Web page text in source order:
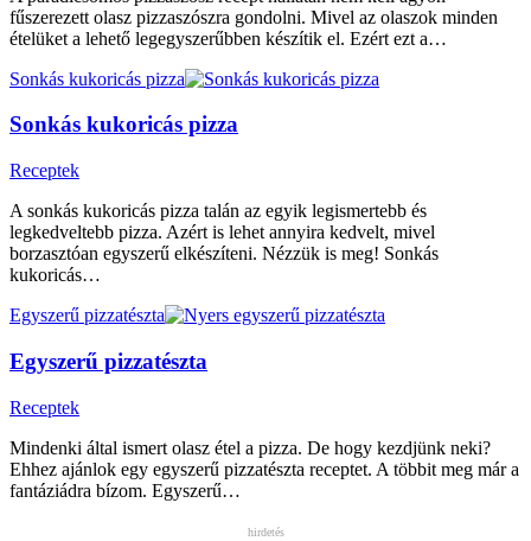
fűszerezett olasz pizzaszószra gondolni. Mivel az olaszok minden
ételüket a lehető legegyszerűbben készítik el. Ezért ezt a…
Sonkás kukoricás pizza
Sonkás kukoricás pizza
Receptek
A sonkás kukoricás pizza talán az egyik legismertebb és
legkedveltebb pizza. Azért is lehet annyira kedvelt, mivel
borzasztóan egyszerű elkészíteni. Nézzük is meg! Sonkás
kukoricás…
Egyszerű pizzatészta
Egyszerű pizzatészta
Receptek
Mindenki által ismert olasz étel a pizza. De hogy kezdjünk neki?
Ehhez ajánlok egy egyszerű pizzatészta receptet. A többit meg már a
fantáziádra bízom. Egyszerű…
hirdetés